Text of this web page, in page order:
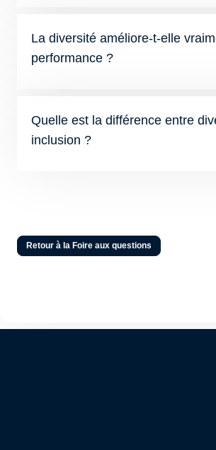
La diversité améliore-t-elle
performance ?
Quelle est la différence entre
inclusion ?
Retour à la Foire aux questions